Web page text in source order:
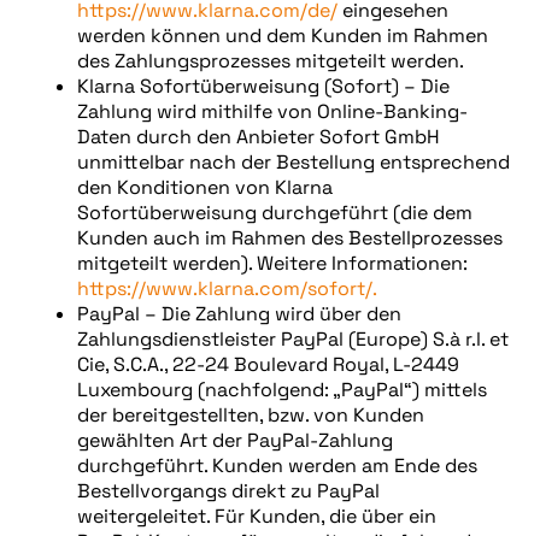
https://www.klarna.com/de/ eingesehen
werden können und dem Kunden im Rahmen
des Zahlungsprozesses mitgeteilt werden.
Klarna Sofortüberweisung (Sofort) – Die
Zahlung wird mithilfe von Online-Banking-
Daten durch den Anbieter Sofort GmbH
unmittelbar nach der Bestellung entsprechend
den Konditionen von Klarna
Sofortüberweisung durchgeführt (die dem
Kunden auch im Rahmen des Bestellprozesses
mitgeteilt werden). Weitere Informationen:
https://www.klarna.com/sofort/.
PayPal – Die Zahlung wird über den
Zahlungsdienstleister PayPal (Europe) S.à r.l. et
Cie, S.C.A., 22-24 Boulevard Royal, L-2449
Luxembourg (nachfolgend: „PayPal“) mittels
der bereitgestellten, bzw. von Kunden
gewählten Art der PayPal-Zahlung
durchgeführt. Kunden werden am Ende des
Bestellvorgangs direkt zu PayPal
weitergeleitet. Für Kunden, die über ein